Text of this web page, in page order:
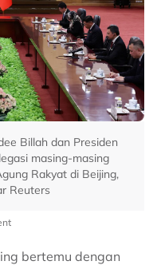
Billah dan Presiden
masing-masing
Rakyat di Beijing,
Reuters
bertemu dengan